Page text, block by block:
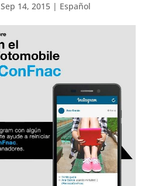
Sep 14, 2015| Español